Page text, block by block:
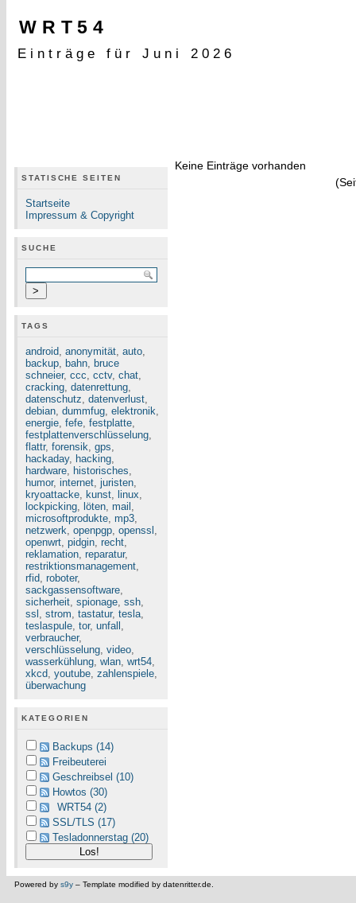
WRT54
Einträge für Juni 2026
STATISCHE SEITEN
Startseite
Impressum & Copyright
SUCHE
TAGS
android, anonymität, auto,
backup, bahn, bruce
schneier, ccc, cctv, chat,
cracking, datenrettung,
datenschutz, datenverlust,
debian, dummfug, elektronik,
energie, fefe, festplatte,
festplattenverschlüsselung,
flattr, forensik, gps,
hackaday, hacking,
hardware, historisches,
humor, internet, juristen,
kryoattacke, kunst, linux,
lockpicking, löten, mail ,
microsoftprodukte, mp3,
netzwerk, openpgp, openssl ,
openwrt, pidgin, recht,
reklamation, reparatur,
restriktionsmanagement,
rfid, roboter,
sackgassensoftware,
sicherheit, spionage, ssh,
ssl , strom, tastatur, tesla,
teslaspule, tor, unfall ,
verbraucher,
verschlüsselung, video,
wasserkühlung, wlan, wrt54,
xkcd, youtube, zahlenspiele,
überwachung
KATEGORIEN
Backups (14)
Freibeuterei
Geschreibsel (10)
Howtos (30)
WRT54 (2)
SSL/TLS (17)
Tesladonnerstag (20)
Keine Einträge vorhanden
Powered by s9y – Template modified by datenritter.de.